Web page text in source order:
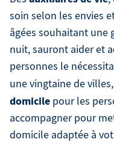
soin selon les envies
âgées souhaitant une
nuit, sauront aider et
personnes le
une vingtaine de
domicile pour les
accompagner pour
domicile adaptée à